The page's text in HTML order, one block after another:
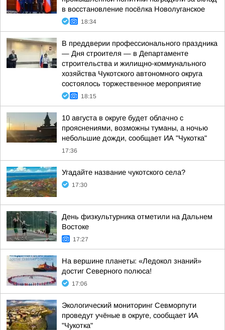
в восстановление посёлка Новолуганское
18:34
В преддверии профессионального праздника
— Дня строителя — в Департаменте
строительства и жилищно-коммунального
хозяйства Чукотского автономного округа
состоялось торжественное мероприятие
18:15
10 августа в округе будет облачно с
прояснениями, возможны туманы, а ночью
небольшие дожди, сообщает ИА "Чукотка"
17:36
Угадайте название чукотского села?
17:30
День физкультурника отметили на Дальнем
Востоке
17:27
На вершине планеты: «Ледокол знаний»
достиг Северного полюса!
17:06
Экологический мониторинг Севморпути
проведут учёные в округе, сообщает ИА
"Чукотка"